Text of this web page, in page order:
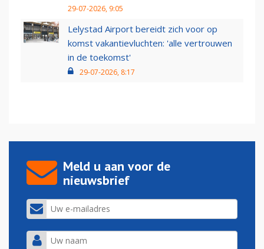
29-07-2026, 9:05
Lelystad Airport bereidt zich voor op
komst vakantievluchten: 'alle vertrouwen
in de toekomst'
29-07-2026, 8:17
Meld u aan voor de
nieuwsbrief